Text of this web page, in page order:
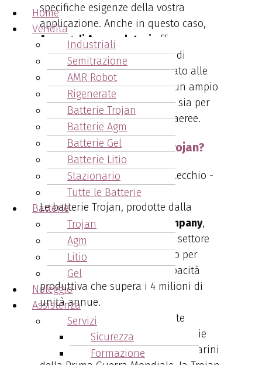
Home
Vendita
Industriali
Semitrazione
AMR Robot
Rigenerate
Batterie Trojan
Batterie Agm
Batterie Gel
Batterie Litio
Stazionario
Tutte le Batterie
Batterie
Trojan
Agm
Litio
Gel
Noleggio
Assistenza
Servizi
Sicurezza
Formazione
specifiche esigenze della vostra
applicazione. Anche in questo caso,
Arcangeli Accumulatori offre
consulenza specifica sul tipo di
batteria maggiormente indicato alle
tue esigenze. Disponiamo di un ampio
magazzino di batterie Trojan, sia per
golf car che per piattaforme aeree.
Chi produce le batterie Trojan?
Le batterie Trojan, prodotte dalla
rinomataTrojan Battery Company,
sono una scelta primaria nel settore
delle batterie a ciclo profondo per
trazione leggera, con una capacità
produttiva che supera i 4 milioni di
unità annue.
Fondata nel 1925
, inizialmente
dedicata alla produzione di batterie
per strumenti di bordo dei sottomarini